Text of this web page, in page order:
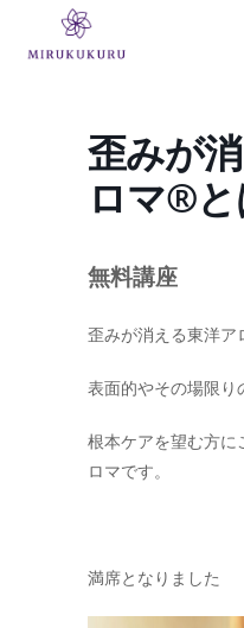
歪みが
ロマ®
無料講座
歪みが消える東洋
表面的やその場限り
根本ケアを望む方に
ロマです。
満席となりました